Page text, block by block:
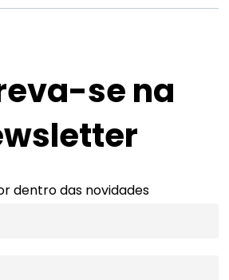
se na
dentro das novidades